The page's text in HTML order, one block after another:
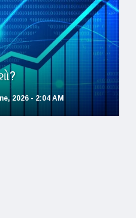
2026 - 2:04 AM